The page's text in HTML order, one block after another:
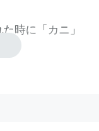
時に「カニ」